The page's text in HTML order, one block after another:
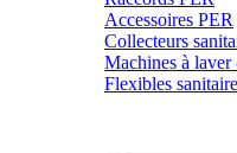
Accessoires PER
Collecteurs
Machines à laver
Flexibles sanitaire